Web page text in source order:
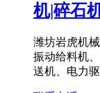
机|碎石
潍坊岩虎机
振动给料机
送机、电力